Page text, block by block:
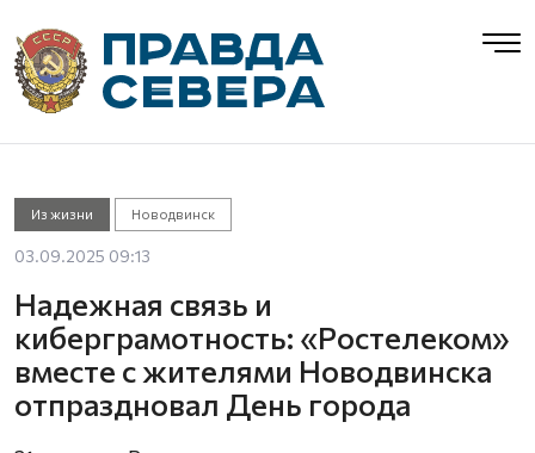
Из жизни Новодвинск
03.09.2025 09:13
Надежная связь и
киберграмотность: «Ростелеком»
вместе с жителями Новодвинска
отпраздновал День города